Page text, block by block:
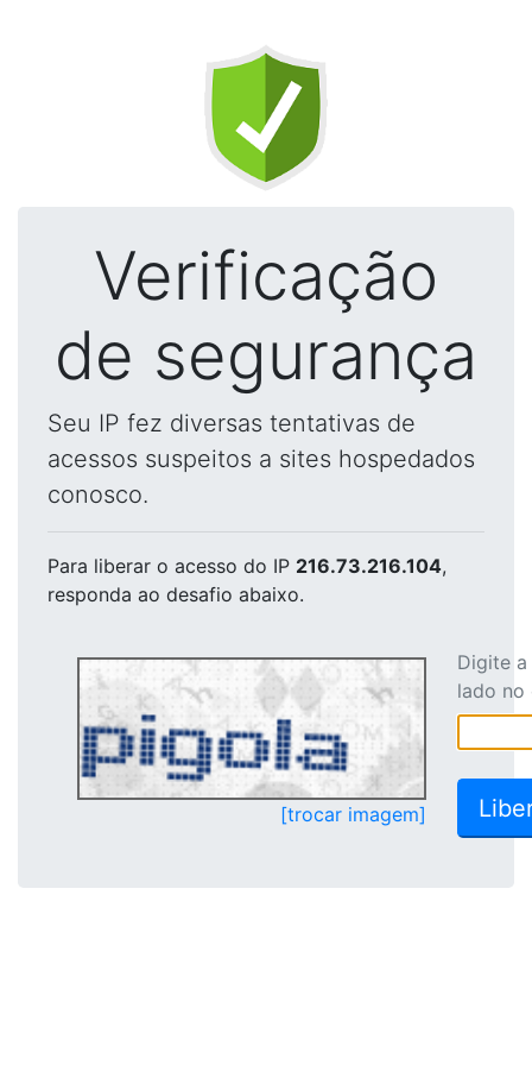
Verificação
de segurança
Seu IP fez diversas tentativas de
acessos suspeitos a sites hospedados
conosco.
Para liberar o acesso do IP 216.73.216.104,
responda ao desafio abaixo.
[trocar imagem]
Digite
lado no